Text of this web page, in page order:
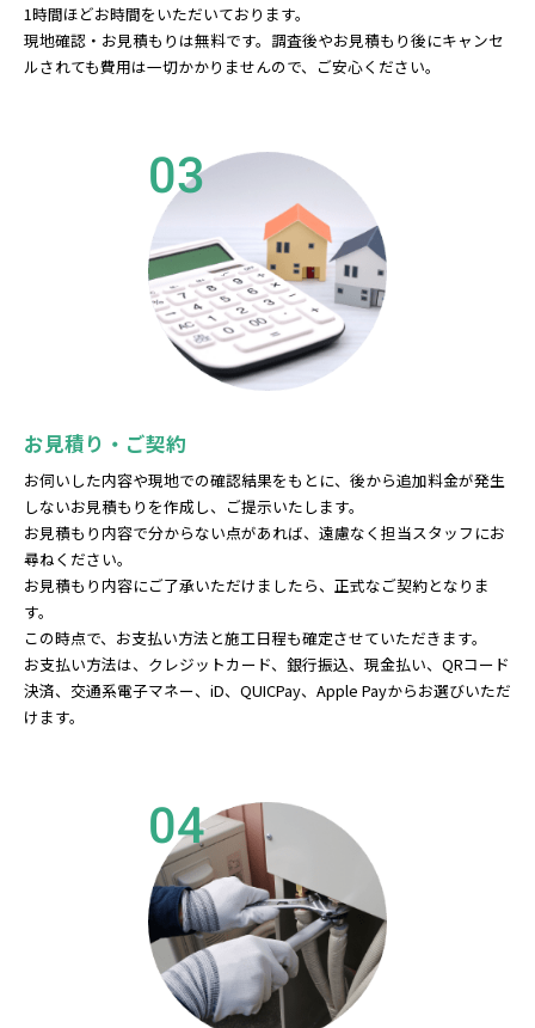
1時間ほどお時間をいただいております。
現地確認・お見積もりは無料です。調査後やお見積もり後にキャンセ
ルされても費用は一切かかりませんので、ご安心ください。
03
お見積り・ご契約
お伺いした内容や現地での確認結果をもとに、後から追加料金が発生
しないお見積もりを作成し、ご提示いたします。
お見積もり内容で分からない点があれば、遠慮なく担当スタッフにお
尋ねください。
お見積もり内容にご了承いただけましたら、正式なご契約となりま
す。
この時点で、お支払い方法と施工日程も確定させていただきます。
お支払い方法は、クレジットカード、銀行振込、現金払い、QRコード
決済、交通系電子マネー、iD、QUICPay、Apple Payからお選びいただ
けます。
04